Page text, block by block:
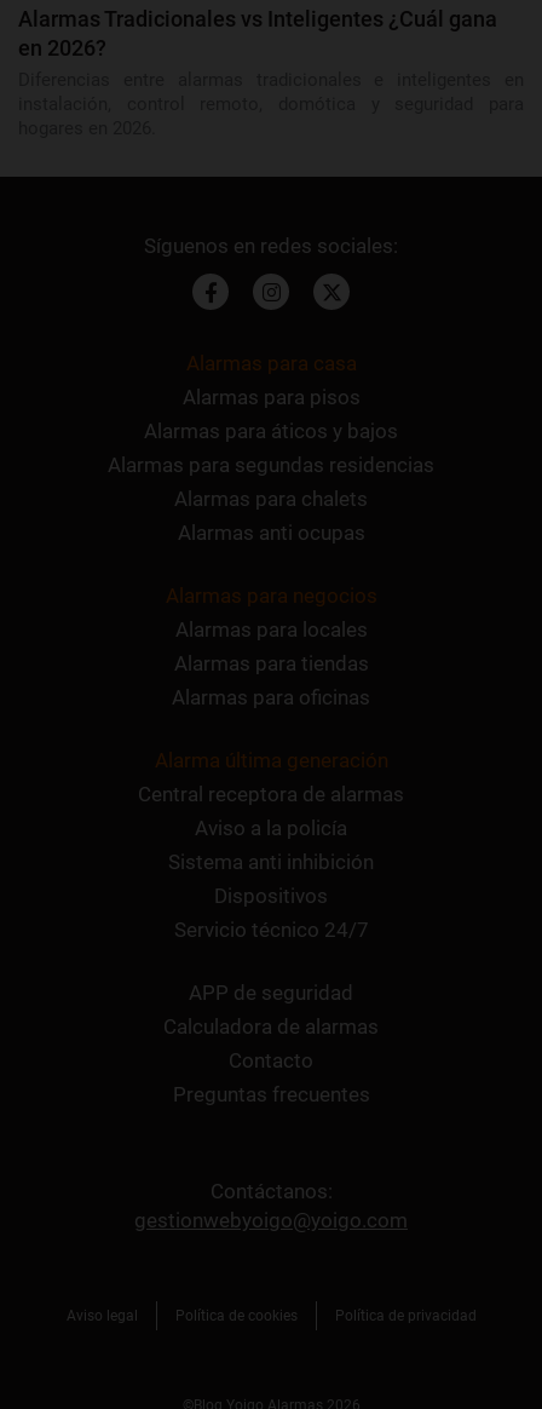
Alarmas Tradicionales vs Inteligentes ¿Cuál gana
en 2026?
Alarmas para casa
Alarmas para pisos
Alarmas para áticos y bajos
Alarmas para segundas residencias
Alarmas para chalets
Alarmas anti ocupas
Alarmas para negocios
Alarmas para locales
Alarmas para tiendas
Alarmas para oficinas
Alarma última generación
Central receptora de alarmas
Aviso a la policía
Sistema anti inhibición
Dispositivos
Servicio técnico 24/7
APP de seguridad
Calculadora de alarmas
Contacto
Preguntas frecuentes
Contáctanos:
gestionwebyoigo@yoigo.com
Aviso legal Política de cookies Política de privacidad